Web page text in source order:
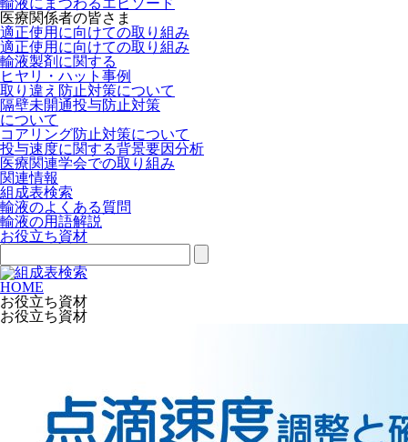
輸液にまつわるエピソード
医療関係者の皆さま
適正使用に向けての取り組み
適正使用に向けての取り組み
輸液製剤に関する
ヒヤリ・ハット事例
取り違え防止対策について
隔壁未開通投与防止対策
について
コアリング防止対策について
投与速度に関する背景要因分析
医療関連学会での取り組み
関連情報
組成表検索
輸液のよくある質問
輸液の用語解説
お役立ち資材
HOME
お役立ち資材
お役立ち資材